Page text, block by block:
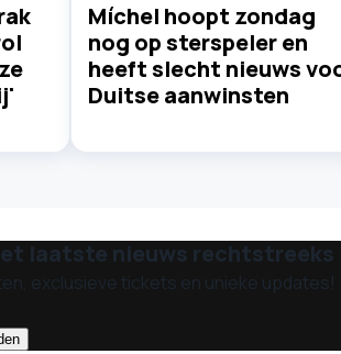
Míchel hoopt zondag
nog op sterspeler en
heeft slecht nieuws
Duitse aanwinsten
laatste nieuws rechtstreeks
exclusieve tickets en unieke updates!